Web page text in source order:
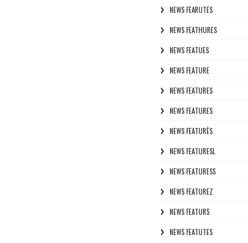
NEWS FEARUTES
NEWS FEATHURES
NEWS FEATUES
NEWS FEATURE
NEWS FEATURES
NEWS FEATURES
NEWS FEATURÈS
NEWS FEATURESL
NEWS FEATURESS
NEWS FEATUREZ
NEWS FEATURS
NEWS FEATUTES